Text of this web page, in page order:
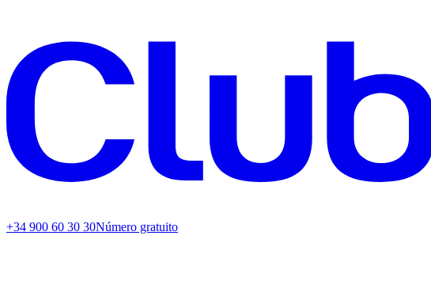
+34 900 60 30 30Número gratuito